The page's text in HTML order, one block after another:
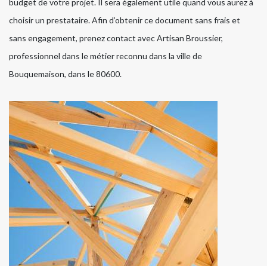
choisir un prestataire. Afin d’obtenir ce document sans frais et
sans engagement, prenez contact avec Artisan Broussier,
professionnel dans le métier reconnu dans la ville de
Bouquemaison, dans le 80600.